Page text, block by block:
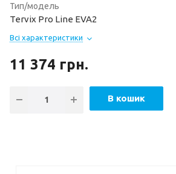
Тип/модель
Tervix Pro Line EVA2
Всі характеристики
11 374 грн.
В кошик